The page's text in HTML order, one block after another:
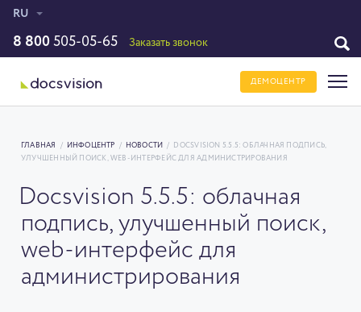
RU
8 800 505-05-65 Заказать звонок
ДЕМОЦЕНТР
ГЛАВНАЯ / ИНФОЦЕНТР / НОВОСТИ /
DOCSVISION 5.5.5: ОБЛАЧНАЯ ПОДПИСЬ,
УЛУЧШЕННЫЙ ПОИСК, WEB-ИНТЕРФЕЙС ДЛЯ АДМИНИСТРИРОВАНИЯ
Docsvision 5.5.5: облачная
подпись, улучшенный поиск,
web-интерфейс для
администрирования